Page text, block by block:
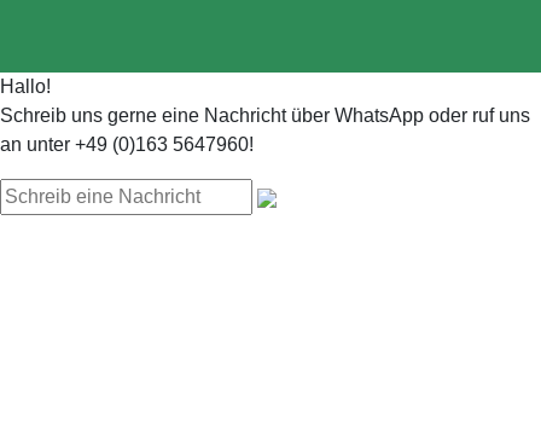
Hallo!
Schreib uns gerne eine Nachricht über WhatsApp oder ruf uns
an unter +49 (0)163 5647960!